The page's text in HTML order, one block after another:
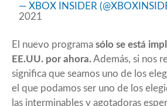
— XBOX INSIDER
2021
El nuevo programa sólo se está
EE.UU. por ahora.Además, si nos
significa que seamos uno de los
el que podamos ser uno de los
las interminables y agotadoras